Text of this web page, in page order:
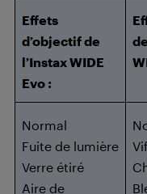
Effets
d’objectif de
l’Instax WIDE
Evo :
Normal
Fuite de lumière
Verre étiré
Aire de
Vif